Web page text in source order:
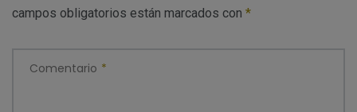
campos obligatorios están marcados con *
Comentario *